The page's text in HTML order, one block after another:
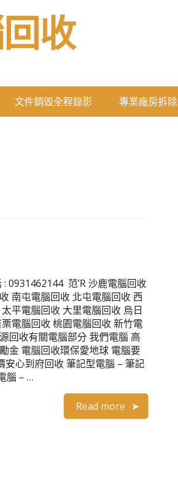
收
文件銷毀全程錄影 專業廠房拆除
0931462144 范’R 沙鹿電腦回收
南屯電腦回收 北屯電腦回收 西
平電腦回收 大里電腦回收 烏日
電腦回收 桃園電腦回收 新竹電
回收有關電腦部分 我們電腦 高
金 電腦回收環保愛地球 電腦要
安心到府回收 筆記型電腦 – 筆記
腦 – …
Read more